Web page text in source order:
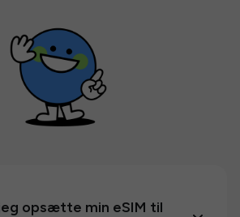
opsætte min eSIM til